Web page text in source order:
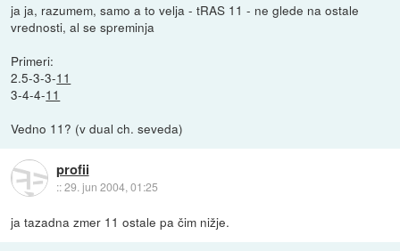
ja ja, razumem, samo a to velja - tRAS 11 - ne glede na ostale
vrednosti, al se spreminja
Primeri:
2.5-3-3-11
3-4-4-11
Vedno 11? (v dual ch. seveda)
profii
::29. jun 2004, 01:25
ja tazadna zmer 11 ostale pa čim nižje.